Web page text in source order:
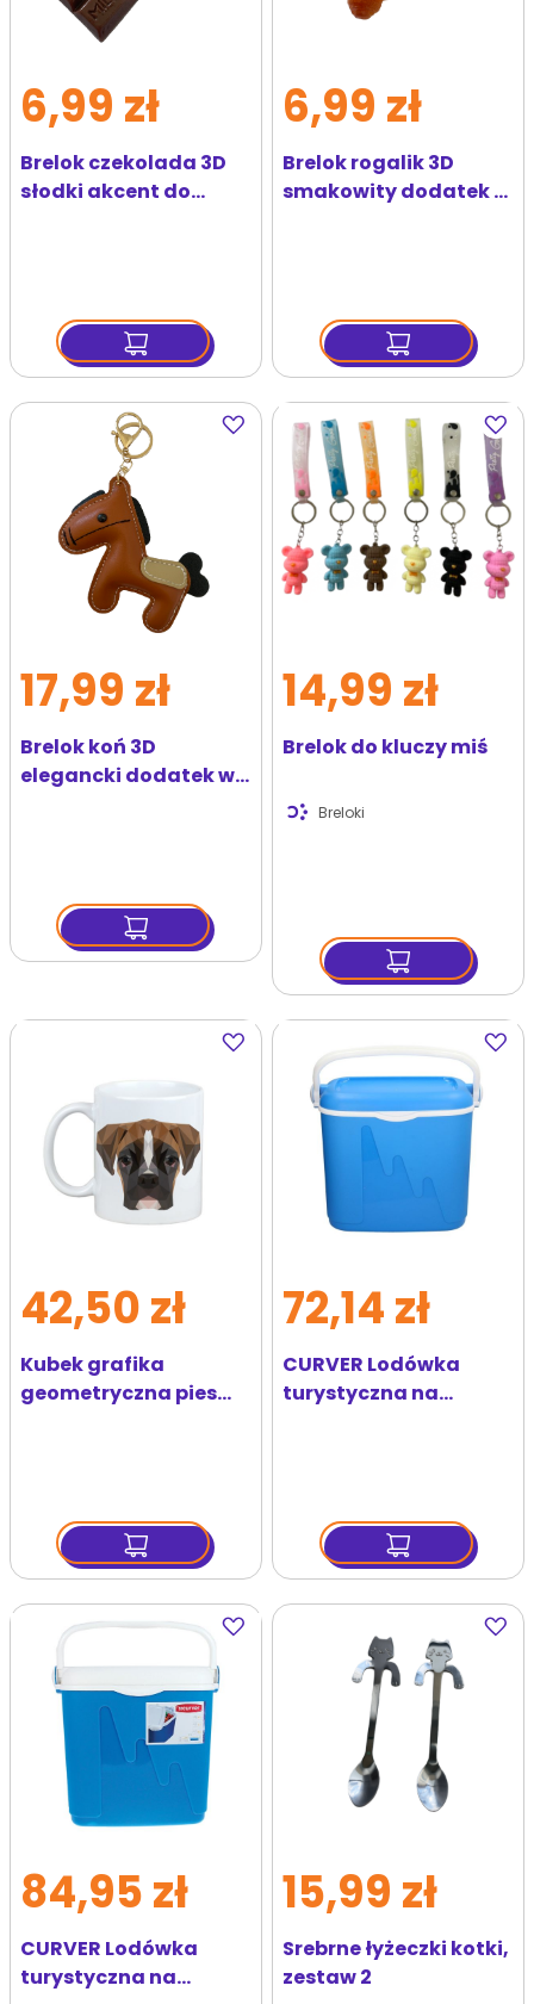
Brelok czekolada 3D
słodki akcent do
6,99 zł
Brelok rogalik 3D
smakowity dodatek w
6,99 zł
Dodaj
do
ulubionych
Brelok koń 3D
elegancki dodatek w
17,99 zł
Dodaj
do
Brelok do kluczy miś
14,99 zł
Breloki
Dodaj
do
Kubek grafika
geometryczna pies
42,50 zł
Dodaj
do
CURVER Lodówka
turystyczna na
72,14 zł
Dodaj
do
CURVER Lodówka
turystyczna na
84,95 zł
Dodaj
do
Srebrne łyżeczki kotki,
zestaw 2
15,99 zł